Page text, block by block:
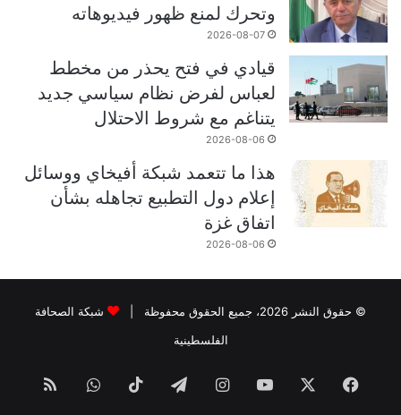
وتحرك لمنع ظهور فيديوهاته
2026-08-07
قيادي في فتح يحذر من مخطط
لعباس لفرض نظام سياسي جديد
يتناغم مع شروط الاحتلال
2026-08-06
هذا ما تتعمد شبكة أفيخاي ووسائل
إعلام دول التطبيع تجاهله بشأن
اتفاق غزة
2026-08-06
© حقوق النشر 2026، جميع الحقوق محفوظة |
شبكة الصحافة
الفلسطينية
فيسبوك ‫YouTubeانستقرامتيلقرام ‫TikTokواتسابملخص